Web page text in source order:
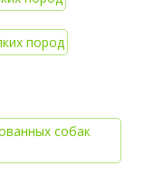
пород
собак